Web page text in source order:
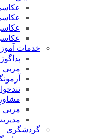
خدمات
مربی
مربی
گردشگری